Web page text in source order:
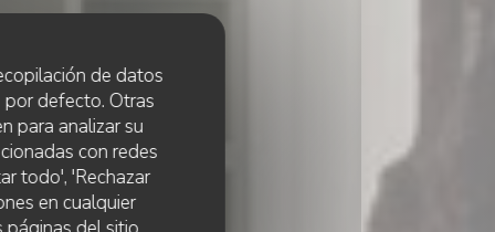
de datos
por defecto. Otras
para analizar su
con redes
todo', 'Rechazar
en cualquier